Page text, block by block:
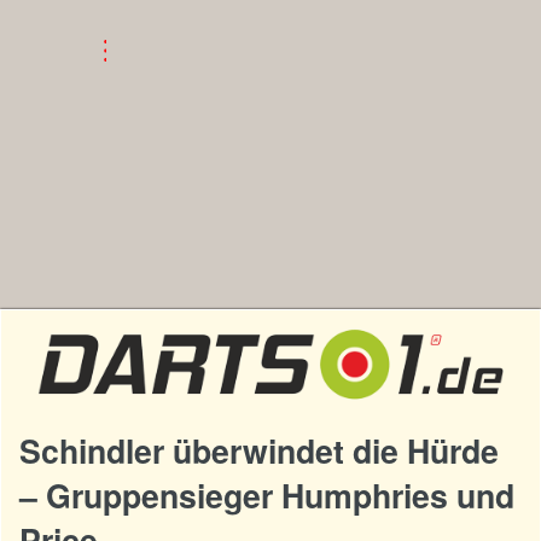
Schindler überwindet die Hürde
– Gruppensieger Humphries und